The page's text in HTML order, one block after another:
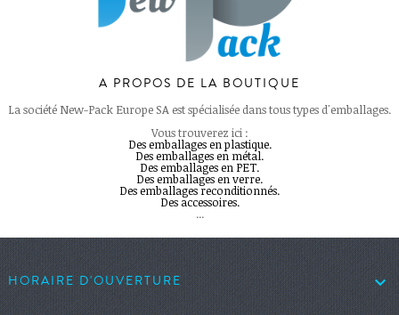
A PROPOS DE LA BOUTIQUE
La société New-Pack Europe SA est spécialisée dans tous types d'emballages.
Vous trouverez ici :
Des emballages en plastique.
Des emballages en métal.
Des emballages en PET.
Des emballages en verre.
Des emballages reconditionnés.
Des accessoires.
...
HORAIRE D'OUVERTURE 